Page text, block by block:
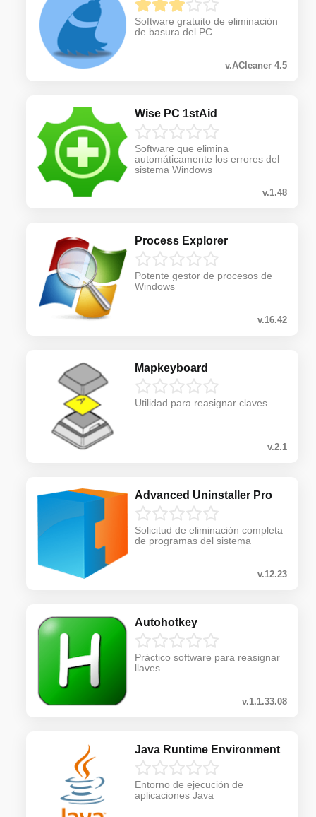
Software gratuito de eliminación
de basura del PC
v.ACleaner 4.5
Wise PC 1stAid
Software que elimina
automáticamente los errores del
sistema Windows
v.1.48
Process Explorer
Potente gestor de procesos de
Windows
v.16.42
Mapkeyboard
Utilidad para reasignar claves
v.2.1
Advanced Uninstaller Pro
Solicitud de eliminación completa
de programas del sistema
v.12.23
Autohotkey
Práctico software para reasignar
llaves
v.1.1.33.08
Java Runtime Environment
Entorno de ejecución de
aplicaciones Java